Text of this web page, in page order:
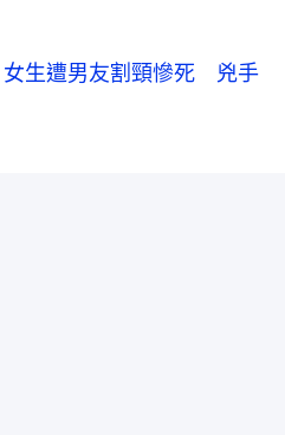
女生遭男友割頸慘死 兇手